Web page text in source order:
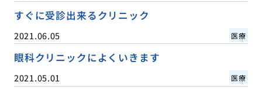
すぐに受診出来るクリニック
2021.06.05 医療
眼科クリニックによくいきます
2021.05.01 医療